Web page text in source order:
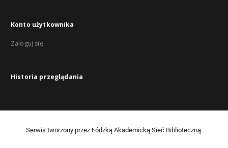
Konto użytkownika
Zaloguj się
Historia przeglądania
Serwis tworzony przez Łódzką Akademicką Sieć Biblioteczną.